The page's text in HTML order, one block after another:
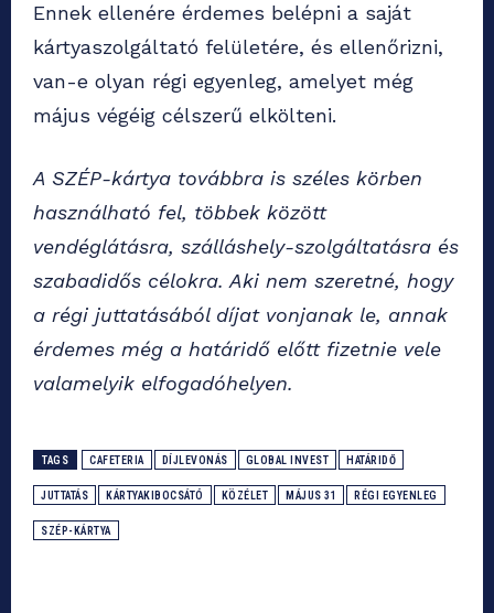
Ennek ellenére érdemes belépni a saját
kártyaszolgáltató felületére, és ellenőrizni,
van-e olyan régi egyenleg, amelyet még
május végéig célszerű elkölteni.
A SZÉP-kártya továbbra is széles körben
használható fel, többek között
vendéglátásra, szálláshely-szolgáltatásra és
szabadidős célokra. Aki nem szeretné, hogy
a régi juttatásából díjat vonjanak le, annak
érdemes még a határidő előtt fizetnie vele
valamelyik elfogadóhelyen.
TAGS CAFETERIA DÍJLEVONÁS GLOBAL INVEST HATÁRIDŐ
JUTTATÁS KÁRTYAKIBOCSÁTÓ KÖZÉLET MÁJUS 31 RÉGI EGYENLEG
SZÉP-KÁRTYA